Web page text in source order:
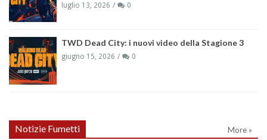
luglio 13, 2026 0
TWD Dead City: i nuovi video della Stagione 3
giugno 15, 2026 0
Notizie Fumetti More »